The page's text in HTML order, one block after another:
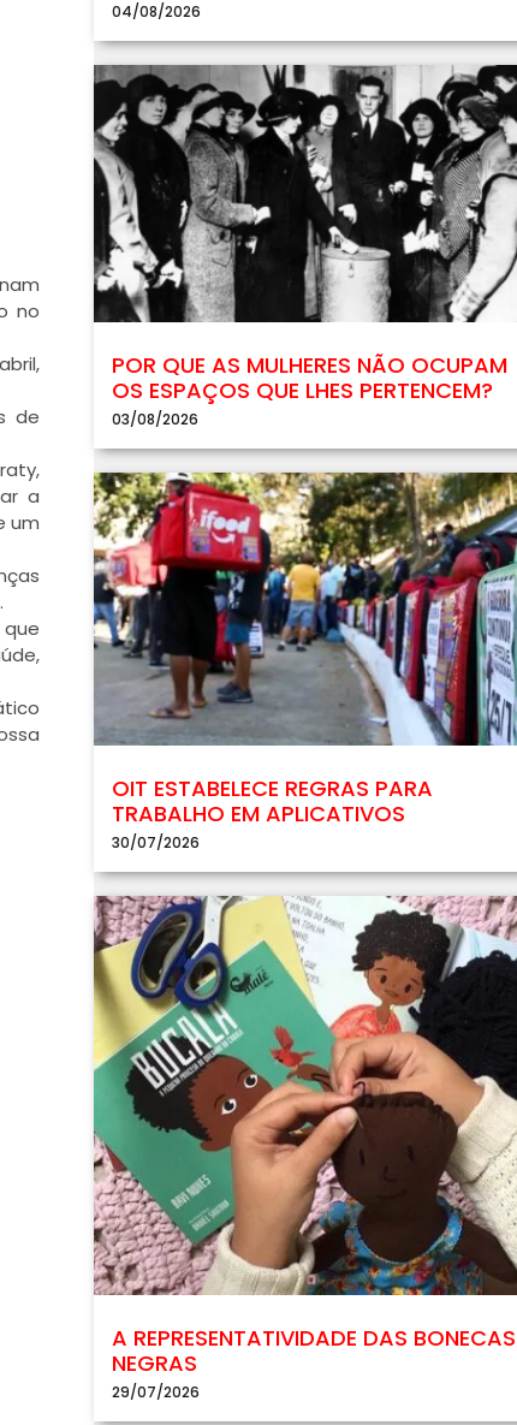
no
de
a
um
04/08/2026
POR QUE AS MULHERES NÃO OCUPAM
OS ESPAÇOS QUE LHES PERTENCEM?
03/08/2026
OIT ESTABELECE REGRAS PARA
TRABALHO EM APLICATIVOS
30/07/2026
A REPRESENTATIVIDADE DAS BONECAS
NEGRAS
29/07/2026